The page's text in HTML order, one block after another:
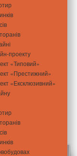
проекту
«Типовий»
«Престижний»
«Ексклюзивний»